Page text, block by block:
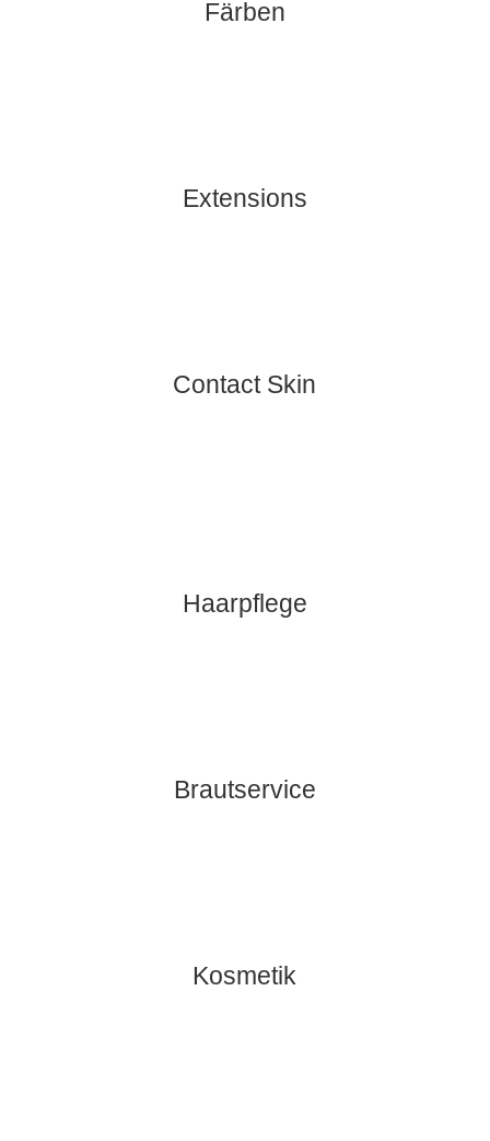
Färben
Extensions
Contact Skin
Haarpflege
Brautservice
Kosmetik